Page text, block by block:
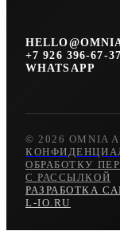
+7 926 396-67-37
WHATSAPP
© 2026 OMNIA
ОБРАБОТКУ
С РАССЫЛКОЙ
РАЗРАБОТКА
L-IO.RU